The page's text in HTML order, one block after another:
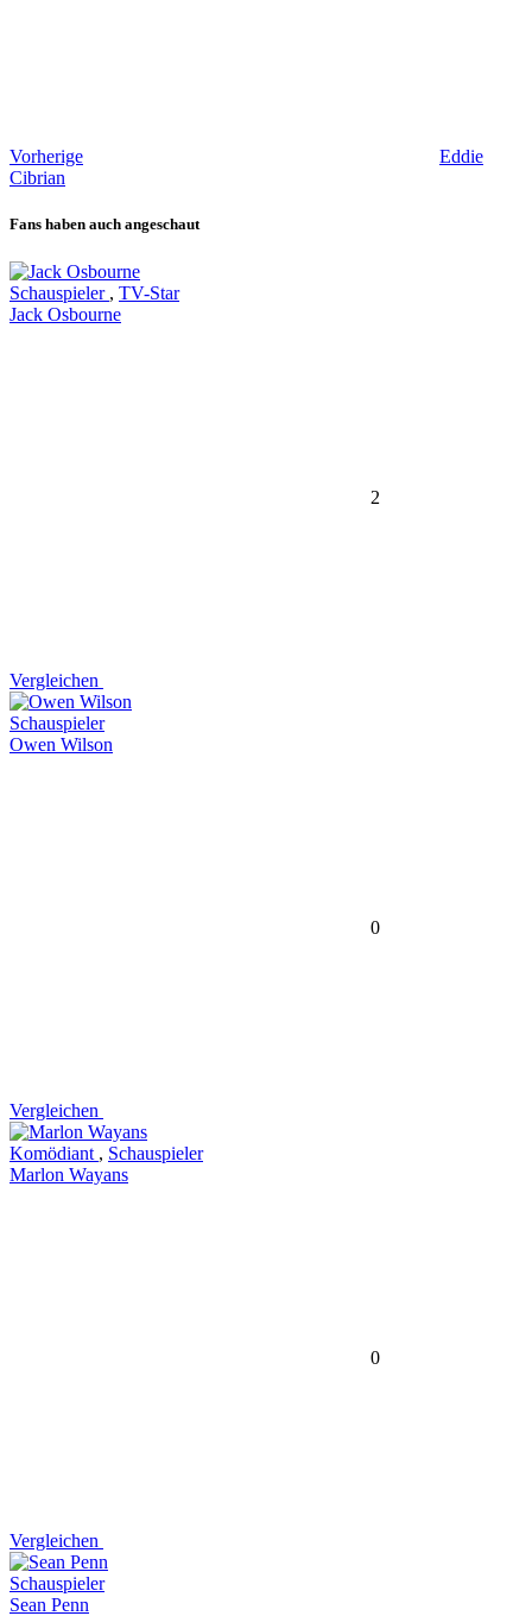
Vorherige
Eddie
Cibrian
Fans haben auch angeschaut
Schauspieler , TV-Star
Jack Osbourne
2
Vergleichen
Schauspieler
Owen Wilson
0
Vergleichen
Komödiant , Schauspieler
Marlon Wayans
0
Vergleichen
Schauspieler
Sean Penn